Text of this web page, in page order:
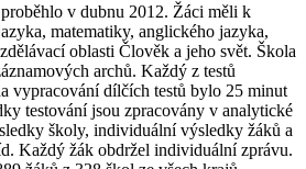
v dubnu 2012. Žáci měli k
matematiky, anglického jazyka,
oblasti Člověk a jeho svět. Škola
archů. Každý z testů
vypracování dílčích testů bylo 25 minut
testování jsou zpracovány v analytické
školy, individuální výsledky žáků a
Každý žák obdržel individuální zprávu.